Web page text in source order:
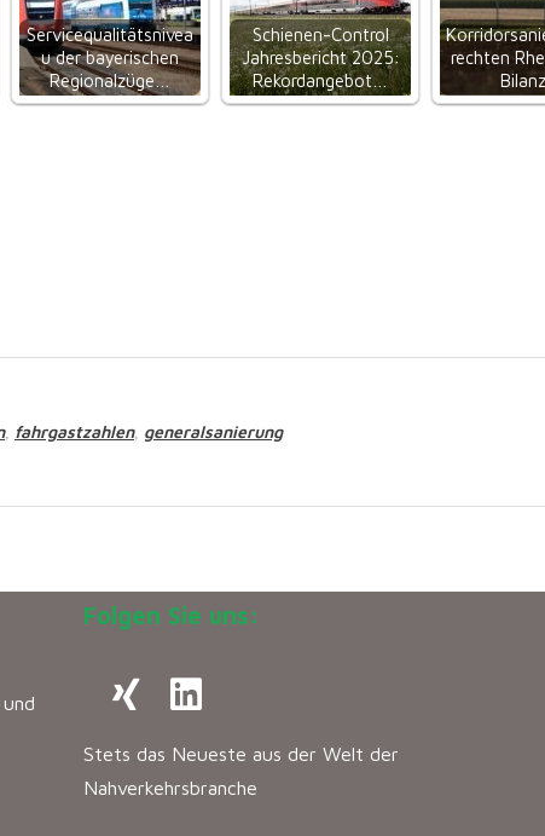
Servicequalitätsnivea
u der bayerischen
Regionalzüge…
Schienen-Control
Jahresbericht 2025:
Rekordangebot…
rechten
, fahrgastzahlen, generalsanierung
Folgen Sie uns:
Stets das Neueste aus der Welt der
Nahverkehrsbranche